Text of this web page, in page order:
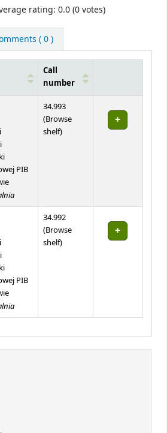
rating: 0.0 (0 votes)
( 0 )
Call
number
PIB
34.993
(Browse
shelf(Opens below)
)
PIB
34.992
(Browse
shelf(Opens below)
)